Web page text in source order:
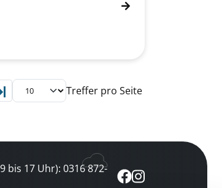
Letzte Seite Treffer pro Seite
bis 17 Uhr): 0316 872-